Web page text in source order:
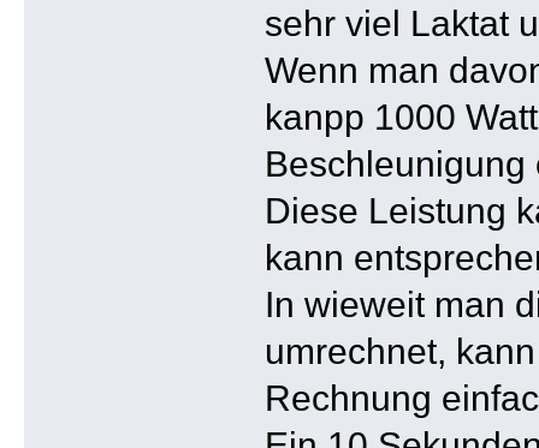
sehr viel Laktat
Wenn man
kanpp 1000
Diese Leistung
kann
In wieweit man
umrechnet,
Rechnung